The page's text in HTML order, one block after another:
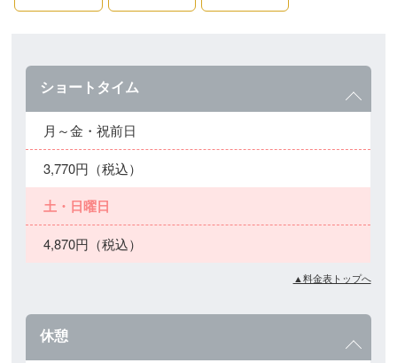
ショートタイム
月～金・祝前日
3,770円（税込）
土・日曜日
4,870円（税込）
▲料金表トップへ
休憩